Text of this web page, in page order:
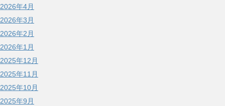
2026年4月
2026年3月
2026年2月
2026年1月
2025年12月
2025年11月
2025年10月
2025年9月